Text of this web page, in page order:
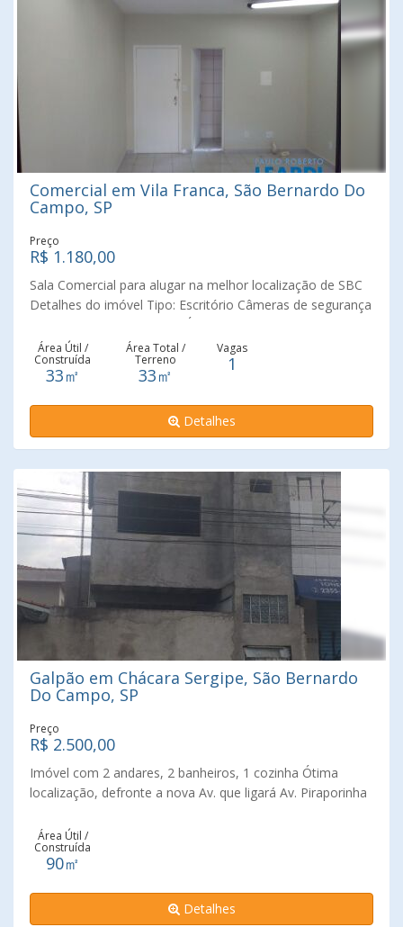
Excelente localização.
Comercial em Vila Franca, São Bernardo Do
Campo, SP
Preço
R$ 1.180,00
Sala Comercial para alugar na melhor localização de SBC
Detalhes do imóvel Tipo: Escritório Câmeras de segurança
Elevador Tamanho: 33 m² Ótima localização, em frente ao
mercado Municipal de São Bernado do Campo. Iluminação
com lâmpadas de LED tubular, diminui o calor do
ambiente por não precisar de reator.
Área Útil /
Construída
33㎡
Área Total /
Terreno
33㎡
Vagas
1
Detalhes
Galpão em Chácara Sergipe, São Bernardo
Do Campo, SP
Preço
R$ 2.500,00
Imóvel com 2 andares, 2 banheiros, 1 cozinha Ótima
localização, defronte a nova Av. que ligará Av. Piraporinha
consultórios, clínica. Variedade de comércio
Área Útil /
Construída
90㎡
Detalhes